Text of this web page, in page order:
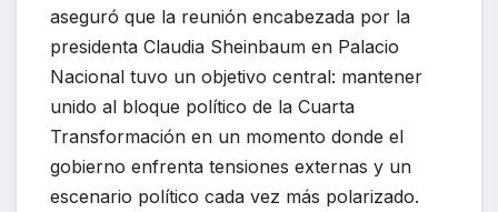
aseguró que la reunión encabezada por la
presidenta Claudia Sheinbaum en Palacio
Nacional tuvo un objetivo central: mantener
unido al bloque político de la Cuarta
Transformación en un momento donde el
gobierno enfrenta tensiones externas y un
escenario político cada vez más polarizado.